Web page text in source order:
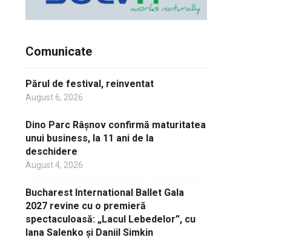
Comunicate
Părul de festival, reinventat
August 6, 2026
Dino Parc Râșnov confirmă maturitatea
unui business, la 11 ani de la
deschidere
August 4, 2026
Bucharest International Ballet Gala
2027 revine cu o premieră
spectaculoasă: „Lacul Lebedelor”, cu
Iana Salenko și Daniil Simkin